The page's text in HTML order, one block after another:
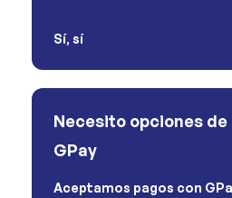
Sí, sí
Necesito opciones de
GPay
Aceptamos pagos con